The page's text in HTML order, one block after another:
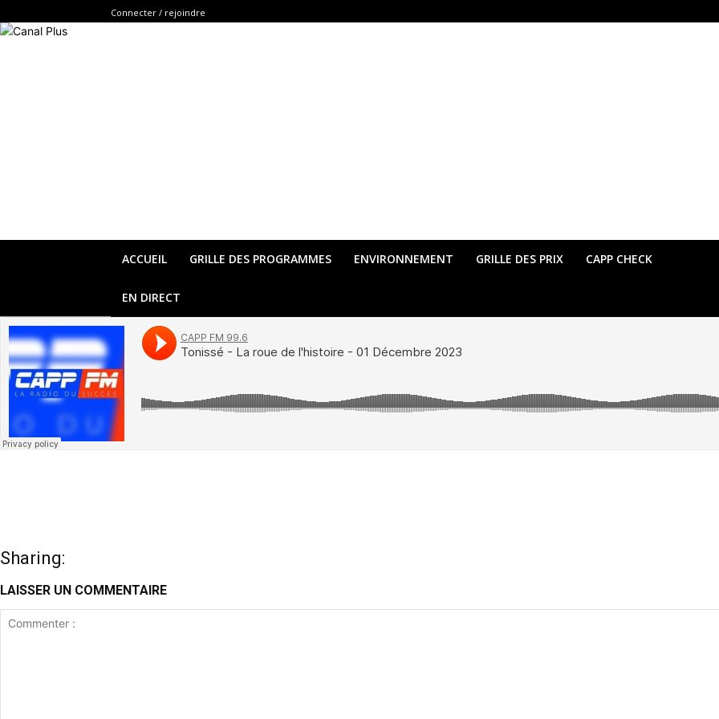
Connecter / rejoindre
ACCUEIL GRILLE DES PROGRAMMES ENVIRONNEMENT GRILLE DES PRIX CAPP CHECK
EN DIRECT
Sharing:
LAISSER UN COMMENTAIRE